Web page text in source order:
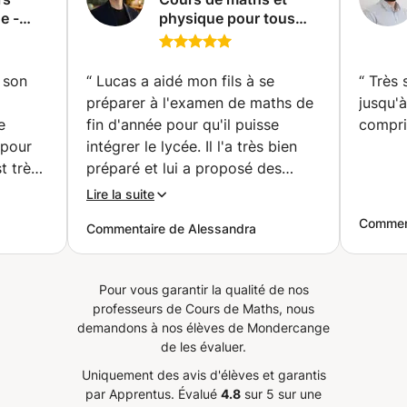
-
très
physique pour tous
niveaux / Professeur
contractuellement à
vous faire progresser !
(Neuchâtel)
“ Lucas a aidé mon fils à se
préparer à l'examen de maths de
fin d'année pour qu'il puisse
intégrer le lycée. Il l'a très bien
préparé et lui a proposé des
exercices supplémentaires en
et explique très clairement, et fait
preuve d'une grande flexibilité
adaptés aux besoins de l'élève.
Je le recommande vivement.
Lire la suite
Commentaire de Alessandra
“ Très
Pour vous garantir la qualité de nos
professeurs de Cours de Maths, nous
demandons à nos élèves de Mondercange
de les évaluer.
Uniquement des avis d'élèves et garantis
par Apprentus. Évalué 4.8 sur 5 sur une